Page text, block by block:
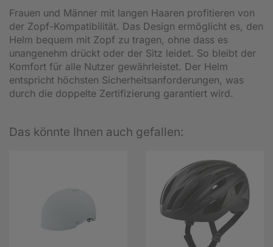
Frauen und Männer mit langen Haaren profitieren von
der Zopf-Kompatibilität. Das Design ermöglicht es, den
Helm bequem mit Zopf zu tragen, ohne dass es
unangenehm drückt oder der Sitz leidet. So bleibt der
Komfort für alle Nutzer gewährleistet. Der Helm
entspricht höchsten Sicherheitsanforderungen, was
durch die doppelte Zertifizierung garantiert wird.
Das könnte Ihnen auch gefallen: